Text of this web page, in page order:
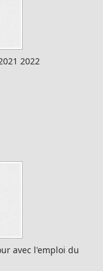
2022
avec l'emploi du